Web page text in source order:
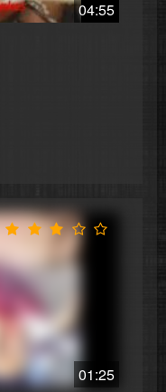
04:55
01:25